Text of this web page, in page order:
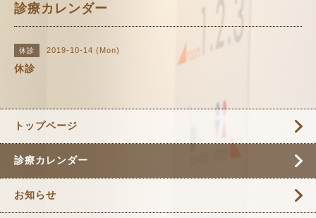
診療カレンダー
休診 2019-10-14 (Mon)
休診
トップページ
診療カレンダー
お知らせ